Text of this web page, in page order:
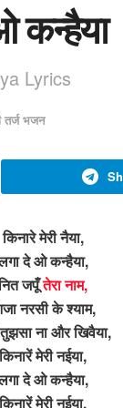
कन्हैया
Lyrics
तर्ज भजन
किनारे मेरी नैया,
दे ओ कन्हैया,
जपूँतेरा नाम,
नरसी के श्याम,
ना और खिवैया,
किनारें मेरी नईया,
दे ओ कन्हैया,
किनारें मेरी नईया,